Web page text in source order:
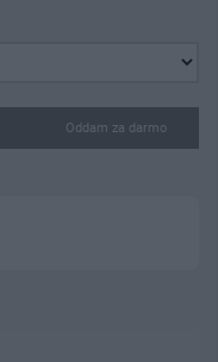
Oddam za darmo